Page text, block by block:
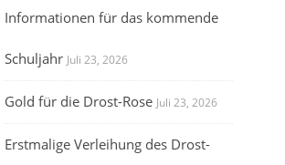
Informationen für das kommende
Schuljahr Juli 23, 2026
Gold für die Drost-Rose Juli 23, 2026
Erstmalige Verleihung des Drost-